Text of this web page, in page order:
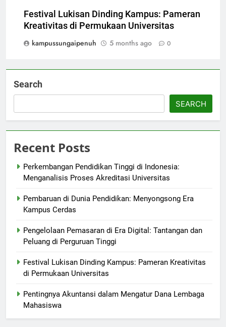
Festival Lukisan Dinding Kampus: Pameran
Kreativitas di Permukaan Universitas
kampussungaipenuh
5 months ago 0
Search
SEARCH
Recent Posts
Perkembangan Pendidikan Tinggi di Indonesia:
Menganalisis Proses Akreditasi Universitas
Pembaruan di Dunia Pendidikan: Menyongsong Era
Kampus Cerdas
Pengelolaan Pemasaran di Era Digital: Tantangan dan
Peluang di Perguruan Tinggi
Festival Lukisan Dinding Kampus: Pameran Kreativitas
di Permukaan Universitas
Pentingnya Akuntansi dalam Mengatur Dana Lembaga
Mahasiswa